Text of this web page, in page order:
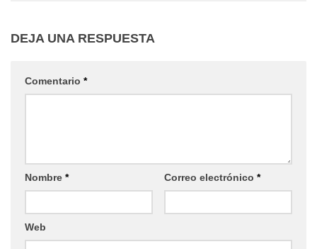
DEJA UNA RESPUESTA
Comentario *
Nombre * Correo electrónico *
Web